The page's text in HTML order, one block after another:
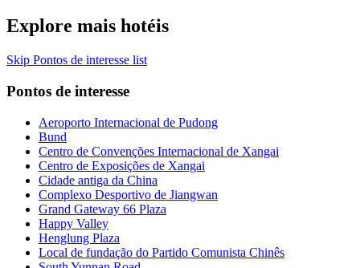
Explore mais hotéis
Skip Pontos de interesse list
Pontos de interesse
Aeroporto Internacional de Pudong
Bund
Centro de Convenções Internacional de Xangai
Centro de Exposições de Xangai
Cidade antiga da China
Complexo Desportivo de Jiangwan
Grand Gateway 66 Plaza
Happy Valley
Henglung Plaza
Local de fundação do Partido Comunista Chinês